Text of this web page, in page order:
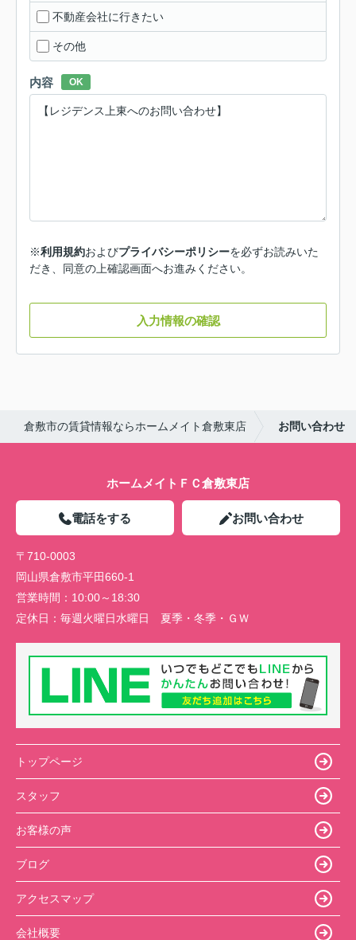
不動産会社に行きたい
その他
内容 OK
※利用規約およびプライバシーポリシーを必ずお読みいた
だき、同意の上確認画面へお進みください。
入力情報の確認
倉敷市の賃貸情報ならホームメイト倉敷東店 お問い合わせ
ホームメイトＦＣ倉敷東店
電話をする お問い合わせ
〒710-0003
岡山県倉敷市平田660-1
営業時間： 10:00～18:30
定休日： 毎週火曜日水曜日 夏季・冬季・ＧＷ
トップページ
スタッフ
お客様の声
ブログ
アクセスマップ
会社概要